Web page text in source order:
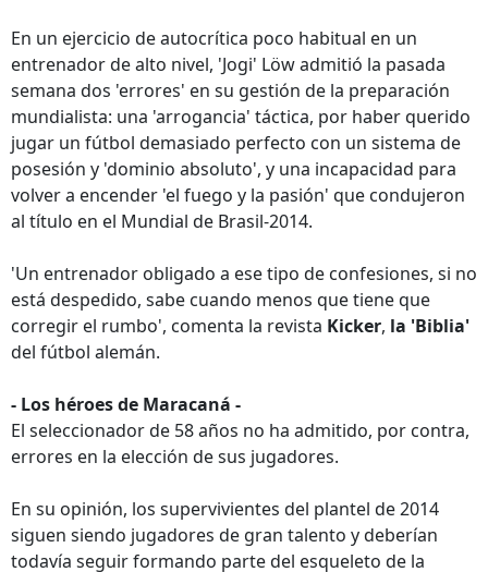
En un ejercicio de autocrítica poco habitual en un
entrenador de alto nivel, 'Jogi' Löw admitió la pasada
semana dos 'errores' en su gestión de la preparación
mundialista: una 'arrogancia' táctica, por haber querido
jugar un fútbol demasiado perfecto con un sistema de
posesión y 'dominio absoluto', y una incapacidad para
volver a encender 'el fuego y la pasión' que condujeron
al título en el Mundial de Brasil-2014.
'Un entrenador obligado a ese tipo de confesiones, si no
está despedido, sabe cuando menos que tiene que
corregir el rumbo', comenta la revista Kicker, la 'Biblia'
del fútbol alemán.
- Los héroes de Maracaná -
El seleccionador de 58 años no ha admitido, por contra,
errores en la elección de sus jugadores.
En su opinión, los supervivientes del plantel de 2014
siguen siendo jugadores de gran talento y deberían
todavía seguir formando parte del esqueleto de la